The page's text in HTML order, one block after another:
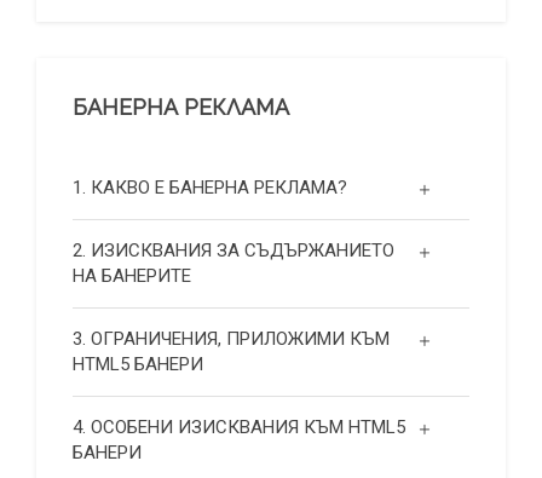
БАНЕРНА РЕКЛАМА
1. КАКВО Е БАНЕРНА РЕКЛАМА?
2. ИЗИСКВАНИЯ ЗА СЪДЪРЖАНИЕТО
НА БАНЕРИТЕ
3. ОГРАНИЧЕНИЯ, ПРИЛОЖИМИ КЪМ
HTML5 БАНЕРИ
4. ОСОБЕНИ ИЗИСКВАНИЯ КЪМ HTML5
БАНЕРИ